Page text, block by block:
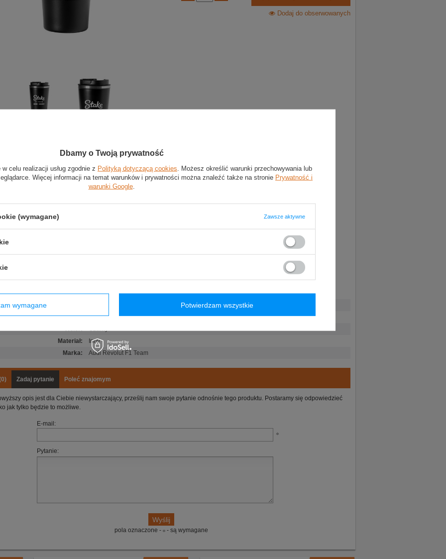
Dodaj do obserwowanych
Team Stake F1 Kick Sauber
nierdzewna
z kolekcji zespołu Stake F1
nadruk z logo zespołu
Stan:
Nowy
Kategoria:
Kubki
Kolor:
Czarny
Materiał:
Inny
Marka: Audi Revolut F1 Team
Zadaj pytanie Poleć znajomym
opis jest dla Ciebie niewystarczający, prześlij nam swoje pytanie odnośnie tego produktu. Postaramy się odpowiedzieć
jak tylko będzie to możliwe.
E-mail:
Pytanie:
pola oznaczone - - są wymagane
Dbamy o Twoją prywatność
celu realizacji usług zgodnie z Polityką dotyczącą cookies . Możesz określić warunki przechowywania lub
Więcej informacji na temat warunków i prywatności można znaleźć także na stronie Prywatność i
warunki Google.
(wymagane) Zawsze aktywne
wymagane Potwierdzam wszystkie